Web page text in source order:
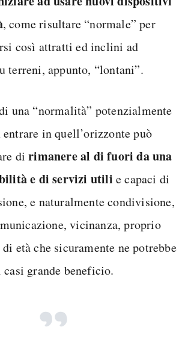
, come risultare “normale” per
così attratti ed inclini ad
terreni, appunto, “lontani”.
una “normalità” potenzialmente
in quell’orizzonte può
dirimanere al di fuori da una
e di servizi utilie capaci di
e naturalmente condivisione,
vicinanza, proprio
età che sicuramente ne potrebbe
grande beneficio.